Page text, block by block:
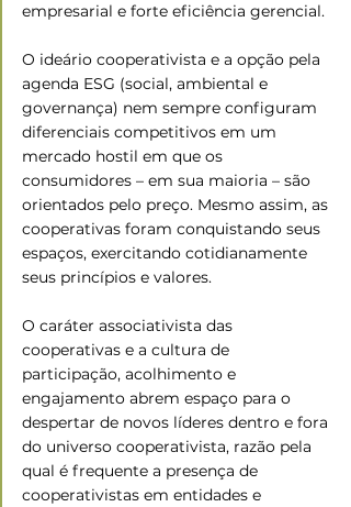
empresarial e forte eficiência gerencial.
O ideário cooperativista e a opção pela
agenda ESG (social, ambiental e
governança) nem sempre configuram
diferenciais competitivos em um
mercado hostil em que os
consumidores – em sua maioria – são
orientados pelo preço. Mesmo assim, as
cooperativas foram conquistando seus
espaços, exercitando cotidianamente
seus princípios e valores.
O caráter associativista das
cooperativas e a cultura de
participação, acolhimento e
engajamento abrem espaço para o
despertar de novos líderes dentro e fora
do universo cooperativista, razão pela
qual é frequente a presença de
cooperativistas em entidades e